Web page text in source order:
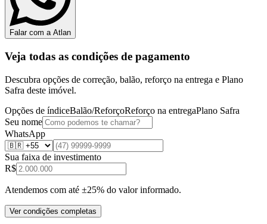
Falar com a Atlan
Veja todas as condições de pagamento
Descubra opções de correção, balão, reforço na entrega e Plano
Safra deste imóvel.
Opções de índiceBalão/ReforçoReforço na entregaPlano Safra
Seu nome
WhatsApp
Sua faixa de investimento
R$
Atendemos com até ±25% do valor informado.
Ver condições completas